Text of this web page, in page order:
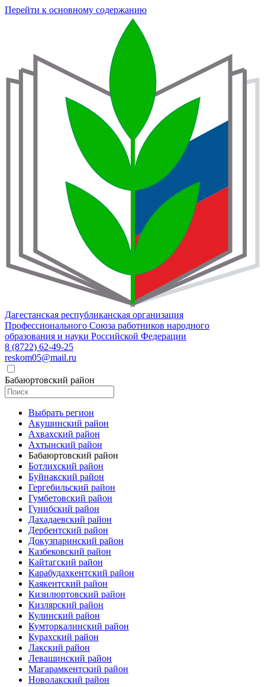
Перейти к основному содержанию
Дагестанская республиканская организация
Профессионального Союза работников народного
образования и науки Российской Федерации
8 (8722) 62-49-25
reskom05@mail.ru
Бабаюртовский район
Выбрать регион
Акушинский район
Ахвахский район
Ахтынский район
Бабаюртовский район
Ботлихский район
Буйнакский район
Гергебильский район
Гумбетовский район
Гунибский район
Дахадаевский район
Дербентский район
Докузпаринский район
Казбековский район
Кайтагский район
Карабудахкентский район
Каякентский район
Кизилюртовский район
Кизлярский район
Кулинский район
Кумторкалинский район
Курахский район
Лакский район
Левашинский район
Магарамкентский район
Новолакский район